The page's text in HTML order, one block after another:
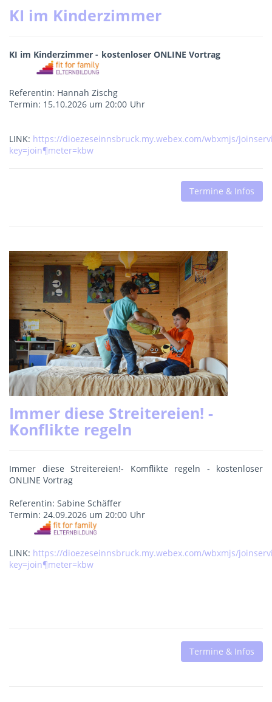
KI im Kinderzimmer
KI im Kinderzimmer - kostenloser ONLINE Vortrag
Referentin: Hannah Zischg
Termin: 15.10.2026 um 20:00 Uhr
LINK: https://dioezeseinnsbruck.my.webex.com/wbxmjs/
key=join¶meter=kbw
Termine & Infos
Immer diese Streitereien! -
Konflikte regeln
Immer diese Streitereien!- Komflikte regeln - kostenloser
ONLINE Vortrag
Referentin: Sabine Schäffer
Termin: 24.09.2026 um 20:00 Uhr
LINK: https://dioezeseinnsbruck.my.webex.com/wbxmjs/
key=join¶meter=kbw
Termine & Infos